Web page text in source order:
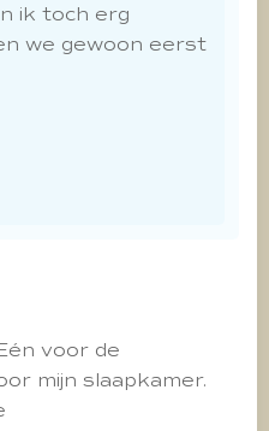
ik toch erg
we gewoon eerst
voor de
mijn slaapkamer.